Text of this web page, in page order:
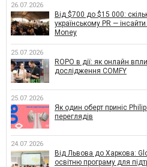
26.07.2026
Від $700 до $15 000:
українському PR —
Money
25.07.2026
ROPO в дії: як онлайн
дослідження COMFY
25.07.2026
Як один оберт приніс
переглядів
24.07.2026
Від Львова до Харкова:
освітню програму для